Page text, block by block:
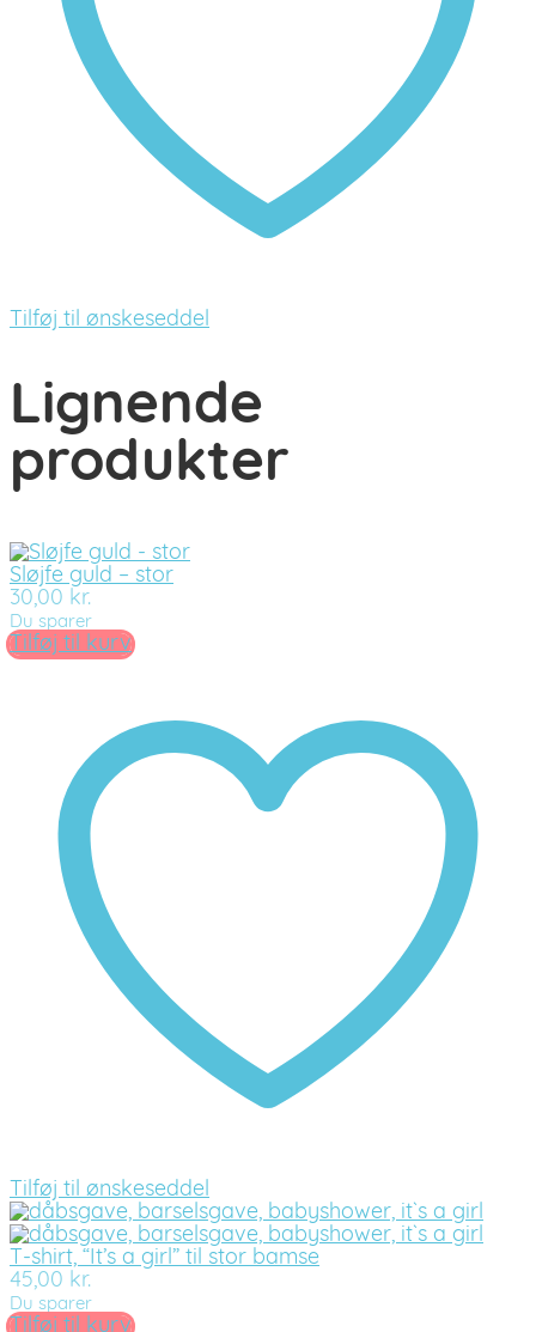
Tilføj til ønskeseddel
Lignende
produkter
Sløjfe guld – stor
30,00 kr.
Du sparer
Tilføj til kurv
Tilføj til ønskeseddel
T-shirt, “It’s a girl” til stor bamse
45,00 kr.
Du sparer
Tilføj til kurv